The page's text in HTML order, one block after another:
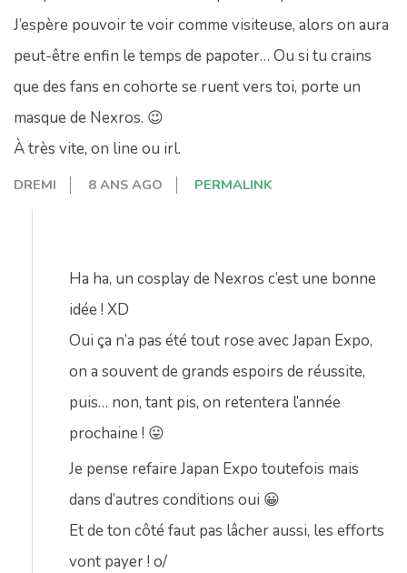
J’espère pouvoir te voir comme visiteuse, alors on aura
peut-être enfin le temps de papoter… Ou si tu crains
que des fans en cohorte se ruent vers toi, porte un
masque de Nexros. 😉
À très vite, on line ou irl.
DREMI 8 ANS AGO PERMALINK
Ha ha, un cosplay de Nexros c’est une bonne
idée ! XD
Oui ça n’a pas été tout rose avec Japan Expo,
on a souvent de grands espoirs de réussite,
puis… non, tant pis, on retentera l’année
prochaine ! 😛
Je pense refaire Japan Expo toutefois mais
dans d’autres conditions oui 😀
Et de ton côté faut pas lâcher aussi, les efforts
vont payer ! o/